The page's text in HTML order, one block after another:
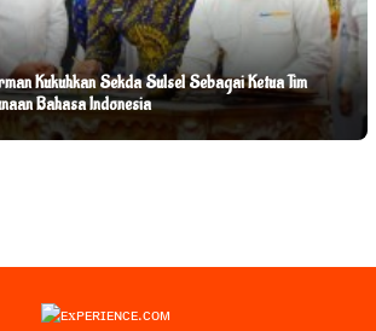
Kukuhkan Sekda Sulsel Sebagai Ketua Tim
Bahasa Indonesia
Buka Pemusatan Paskibraka Provinsi Sulsel